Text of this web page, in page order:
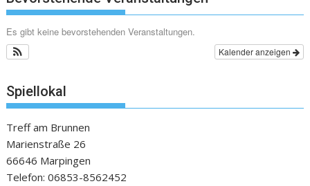
Es gibt keine bevorstehenden Veranstaltungen.
Kalender anzeigen
Spiellokal
Treff am Brunnen
Marienstraße 26
66646 Marpingen
Telefon: 06853-8562452